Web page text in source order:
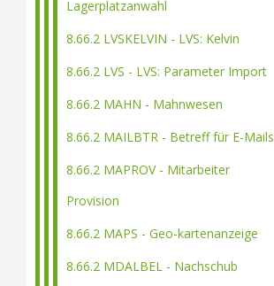
Lagerplatzanwahl
8.66.2 LVSKELVIN - LVS: Kelvin
8.66.2 LVS - LVS: Parameter Import
8.66.2 MAHN - Mahnwesen
8.66.2 MAILBTR - Betreff für E-Mails
8.66.2 MAPROV - Mitarbeiter
Provision
8.66.2 MAPS - Geo-kartenanzeige
8.66.2 MDALBEL - Nachschub